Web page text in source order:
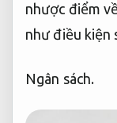
nhược điểm
như điều kiện
Ngân sách.